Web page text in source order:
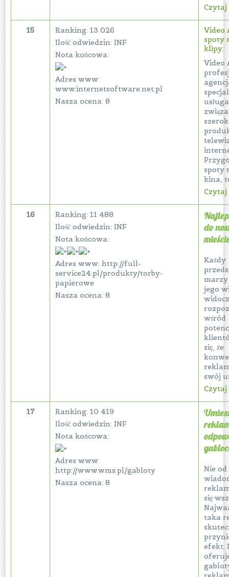
Czytaj
15
Ranking: 13 026
Ilość odwiedzin: INF
Nota końcowa:
Adres www:
www.internetsoftware.net.pl
Nasza ocena: 8
Video
spoty
klipy.
Video
spoty
kina,
Czytaj
16
Ranking: 11 488
Ilość odwiedzin: INF
Nota końcowa:
Adres www: http://full-
service24.pl/produkty/torby-
papierowe
Nasza ocena: 8
do
Każdy
jego
wśród
się, że
swój
Czytaj
17
Ranking: 10 419
Ilość odwiedzin: INF
Nota końcowa:
Adres www:
http://www.wms.pl/gabloty
Nasza ocena: 8
Nie od
się
taka
efekt.